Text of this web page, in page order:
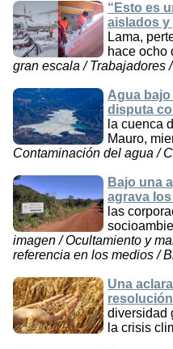
“Esto es
aislados y
Lama,
hace ocho
gran escala / Trabajadores
Agua
disputa
la cuenca
Mauro,
Contaminación del agua /
Bajo una
agrava
las
imagen / Ocultamiento y
referencia en los medios /
Una
resolución
diversidad
la crisis